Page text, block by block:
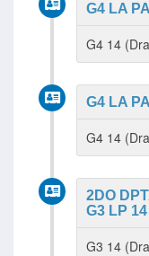
G4 LA
G4 14
G4 LA
G4 14
2DO
G3 LP
G3 14